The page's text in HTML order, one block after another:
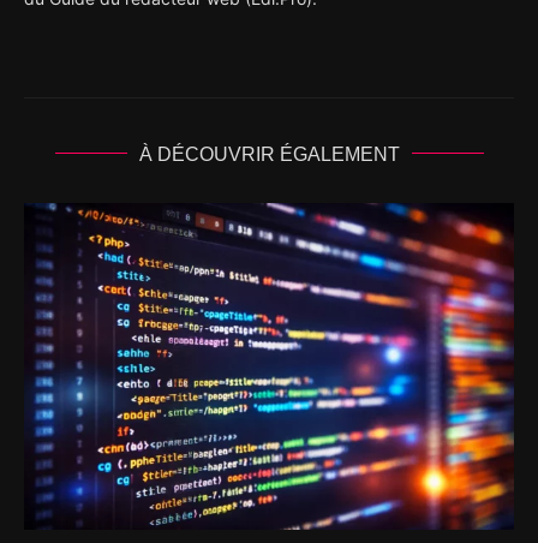
À DÉCOUVRIR ÉGALEMENT